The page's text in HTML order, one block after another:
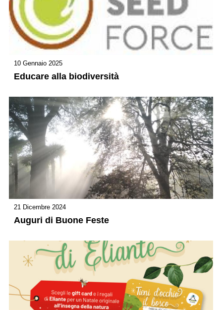
10 Gennaio 2025
Educare alla biodiversità
21 Dicembre 2024
Auguri di Buone Feste